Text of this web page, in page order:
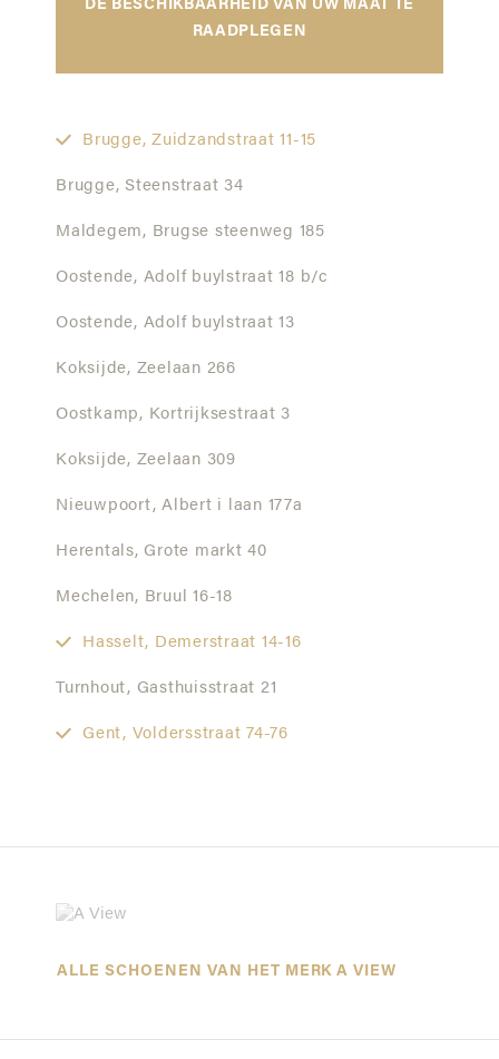
DE BESCHIKBAARHEID VAN UW MAAT TE
RAADPLEGEN
Brugge, Zuidzandstraat 11-15
Brugge, Steenstraat 34
Maldegem, Brugse steenweg 185
Oostende, Adolf buylstraat 18 b/c
Oostende, Adolf buylstraat 13
Koksijde, Zeelaan 266
Oostkamp, Kortrijksestraat 3
Koksijde, Zeelaan 309
Nieuwpoort, Albert i laan 177a
Herentals, Grote markt 40
Mechelen, Bruul 16-18
Hasselt, Demerstraat 14-16
Turnhout, Gasthuisstraat 21
Gent, Voldersstraat 74-76
ALLE SCHOENEN VAN HET MERK A VIEW